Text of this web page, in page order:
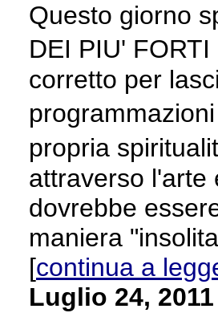
Questo giorno
DEI PIU'
corretto per
propria
attraverso l'arte
dovrebbe
maniera
[continua a
Luglio 24, 2011